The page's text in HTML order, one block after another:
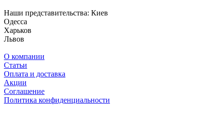
Наши представительства: Киев
Одесса
Харьков
Львов
О компании
Статьи
Оплата и доставка
Акции
Соглашение
Политика конфиденциальности